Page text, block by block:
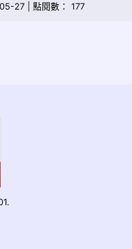
27 | 點閱數： 177